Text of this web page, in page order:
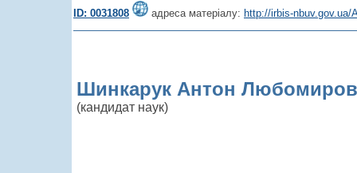
ID: 0031808 адреса матеріалу: http://irbis-nbuv.gov.ua/
Шинкарук Антон
(кандидат наук)